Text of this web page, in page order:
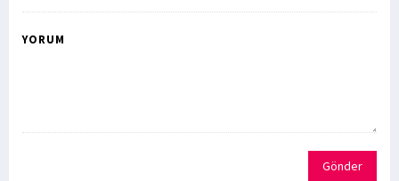
YORUM
Gönder